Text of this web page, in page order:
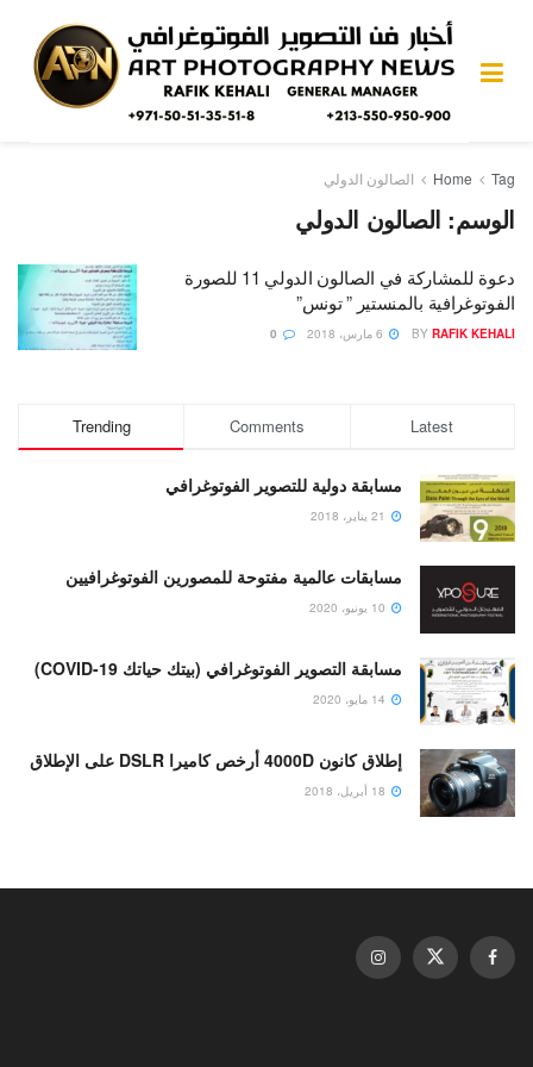
Home Tag الصالون الدولي
الوسم: الصالون الدولي
دعوة للمشاركة في الصالون الدولي 11 للصورة
الفوتوغرافية بالمنستير ” تونس”
BY RAFIK KEHALI
Trending Comments Latest
مسابقة دولية للتصوير الفوتوغرافي
مسابقات عالمية مفتوحة للمصورين الفوتوغرافيين
مسابقة التصوير الفوتوغرافي (بيتك حياتك COVID-19)
إطلاق كانون 4000D أرخص كاميرا DSLR على الإطلاق